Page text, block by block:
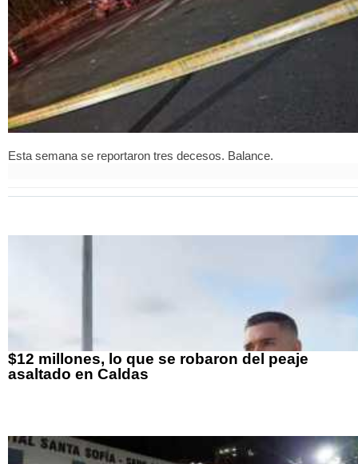
Esta semana se reportaron tres decesos. Balance.
$12 millones, lo que se robaron del peaje
asaltado en Caldas